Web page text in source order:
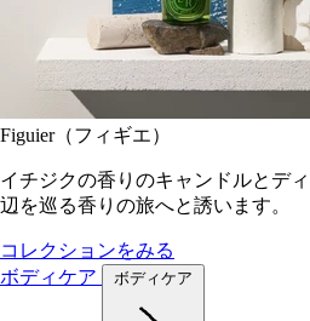
Figuier（フィギエ）
イチジクの香りのキャンドルとデ
辺を巡る香りの旅へと誘います。
コレクションをみる
ボディケア
ボディケア